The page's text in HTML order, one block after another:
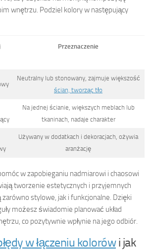
wnętrzu. Podziel kolory w następujący
Przeznaczenie
Neutralny lub stonowany, zajmuje większość
ścian, tworząc tło
Na jednej ścianie, większych meblach lub
tkaninach, nadaje charakter
Używany w dodatkach i dekoracjach, ożywia
aranżację
w zapobieganiu nadmiarowi i chaosowi
tworzenie estetycznych i przyjemnych
stylowe, jak i funkcjonalne. Dzięki
możesz świadomie planować układ
co pozytywnie wpłynie na jego odbiór.
w łączeniu kolorówi jak